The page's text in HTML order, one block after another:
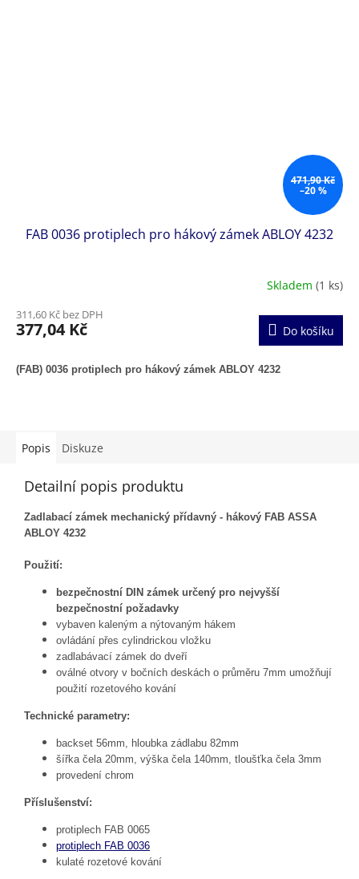
471,90 Kč
–20 %
FAB 0036 protiplech pro hákový zámek ABLOY 4232
Skladem (1 ks)
311,60 Kč bez DPH
377,04 Kč Do košíku
(FAB) 0036 protiplech pro hákový zámek ABLOY 4232
Popis Diskuze
Detailní popis produktu
Zadlabací zámek mechanický přídavný - hákový FAB ASSA
ABLOY 4232
Použití:
bezpečnostní DIN zámek určený pro nejvyšší
bezpečnostní požadavky
vybaven kaleným a nýtovaným hákem
ovládání přes cylindrickou vložku
zadlabávací zámek do dveří
oválné otvory v bočních deskách o průměru 7mm umožňují
použití rozetového kování
Technické parametry:
backset 56mm, hloubka zádlabu 82mm
šířka čela 20mm, výška čela 140mm, tloušťka čela 3mm
provedení chrom
Příslušenství:
protiplech FAB 0065
protiplech FAB 0036
kulaté rozetové kování